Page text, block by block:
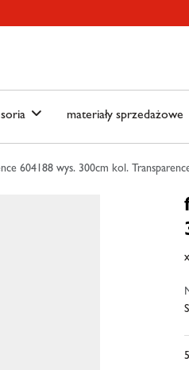
materiały sprzedażowe
604188 wys. 300cm kol.